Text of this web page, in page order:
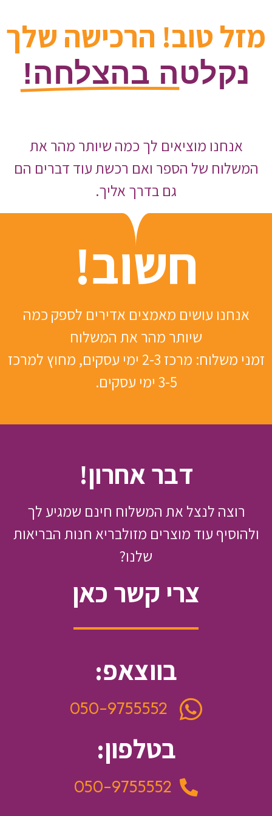
מזל טוב! הרכישה שלך
נקלטה בהצלחה!
אנחנו מוציאים לך כמה שיותר מהר את
המשלוח של הספר ואם רכשת עוד דברים הם
גם בדרך אליך.
חשוב!
אנחנו עושים מאמצים אדירים לספק כמה
שיותר מהר את המשלוח
זמני משלוח: מרכז 2-3 ימי עסקים, מחוץ למרכז
3-5 ימי עסקים.
דבר אחרון!
רוצה לנצל את המשלוח חינם שמגיע לך
ולהוסיף עוד מוצרים מזולבריא חנות הבריאות
שלנו?
צרי קשר כאן
בווצאפ:
050-9755552
בטלפון:
050-9755552